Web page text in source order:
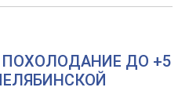
ДО +5